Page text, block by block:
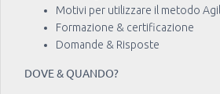
Motivi per utilizzare il metodo
Formazione & certificazione
Domande & Risposte
DOVE & QUANDO?